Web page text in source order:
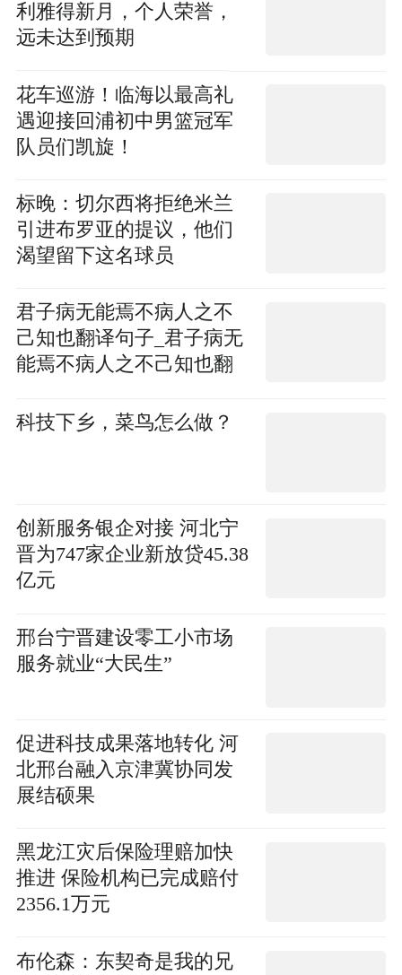
利雅得新月，个人荣誉，
远未达到预期
花车巡游！临海以最高礼
遇迎接回浦初中男篮冠军
队员们凯旋！
标晚：切尔西将拒绝米兰
引进布罗亚的提议，他们
渴望留下这名球员
君子病无能焉不病人之不
己知也翻译句子_君子病无
能焉不病人之不己知也翻
科技下乡，菜鸟怎么做？
创新服务银企对接 河北宁
晋为747家企业新放贷45.38
亿元
邢台宁晋建设零工小市场
服务就业“大民生”
促进科技成果落地转化 河
北邢台融入京津冀协同发
展结硕果
黑龙江灾后保险理赔加快
推进 保险机构已完成赔付
2356.1万元
布伦森：东契奇是我的兄